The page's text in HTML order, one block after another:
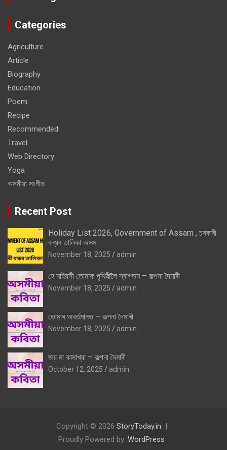
Categories
Agriculture
Article
Biography
Education
Poem
Recipe
Recommended
Travel
Web Directory
Yoga
অসমীয়া সংগীত
Recent Post
Holiday List 2026, Government of Assam , চৰকাৰী
বন্ধৰ তালিকা অসম
November 18, 2025 admin
হে মহিয়সী তোমাক পৃথিৱীলৈ স্বাগতম – কল্পনা দৈমাৰী
November 18, 2025 admin
তোমাৰ অবৰ্তমানত – কল্পনা দৈমাৰী
November 18, 2025 admin
জয় মা কামাখ্যা – কল্পনা দৈমাৰী
October 12, 2025 admin
Copyright © 2026 StoryToday.in
Proudly Powered by: WordPress